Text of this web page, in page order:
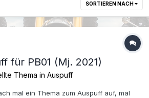
SORTIEREN NACH
für PB01 (Mj. 2021)
Thema in Auspuff
mal ein Thema zum Auspuff auf, mal